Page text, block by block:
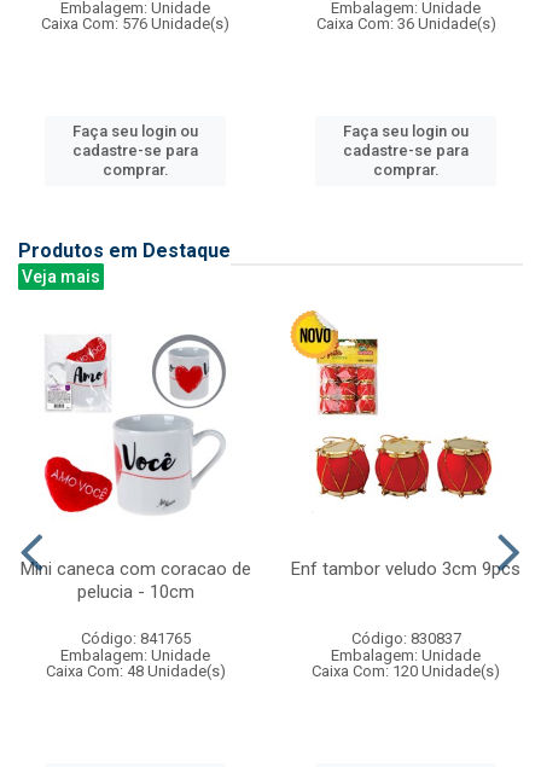
Embalagem: Unidade
Caixa Com: 576 Unidade(s)
Faça seu login ou
cadastre-se para
comprar.
Embalagem: Unidade
Caixa Com: 36 Unidade(s)
Faça seu login ou
cadastre-se para
comprar.
Produtos em Destaque
Veja mais
Mini caneca com coracao de
pelucia - 10cm
Código: 841765
Embalagem: Unidade
Caixa Com: 48 Unidade(s)
Enf tambor veludo 3cm 9pcs
Código: 830837
Embalagem: Unidade
Caixa Com: 120 Unidade(s)